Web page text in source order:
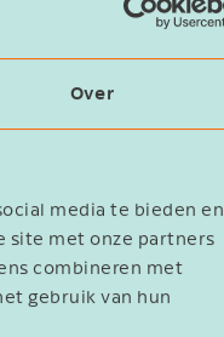
Over
media te bieden en
site met onze partners
combineren met
gebruik van hun